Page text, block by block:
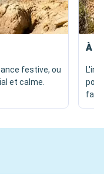
festive, ou
et calme.
À